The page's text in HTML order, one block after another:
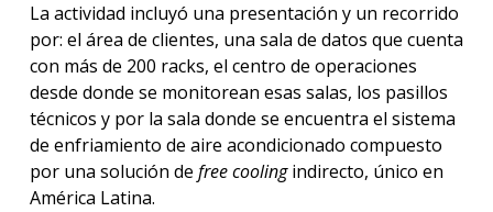
La actividad incluyó una presentación y un recorrido
por: el área de clientes, una sala de datos que cuenta
con más de 200 racks, el centro de operaciones
desde donde se monitorean esas salas, los pasillos
técnicos y por la sala donde se encuentra el sistema
de enfriamiento de aire acondicionado compuesto
por una solución de free coolingindirecto, único en
América Latina.